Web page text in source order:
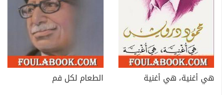
هي أغنية، هي أغنية
الطعام لكل فم